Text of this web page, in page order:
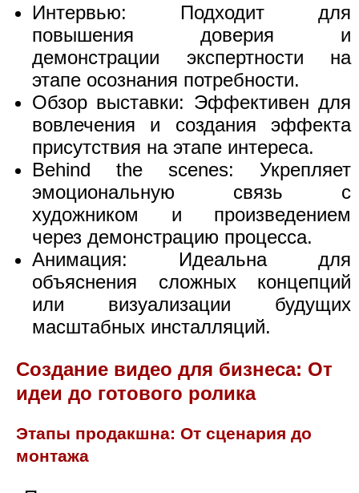
Интервью: Подходит для
повышения доверия и
демонстрации экспертности на
этапе осознания потребности.
Обзор выставки: Эффективен для
вовлечения и создания эффекта
присутствия на этапе интереса.
Behind the scenes: Укрепляет
эмоциональную связь с
художником и произведением
через демонстрацию процесса.
Анимация: Идеальна для
объяснения сложных концепций
или визуализации будущих
масштабных инсталляций.
Создание видео для бизнеса: От
идеи до готового ролика
Этапы продакшна: От сценария до
монтажа